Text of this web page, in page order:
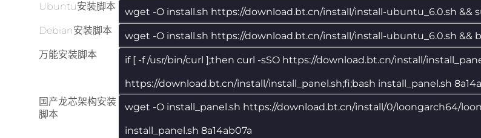
Ubuntu安装脚本 wget -O install.sh https://download.bt.cn/install/install-ubuntu_6.0.sh &&
Debian安装脚本 wget -O install.sh https://download.bt.cn/install/install-ubuntu_6.0.sh &&
万能安装脚本 if [ -f /usr/bin/curl ];then curl -sSO https://download.bt.cn/install/
https://download.bt.cn/install/install_panel.sh;fi;bash install_panel.sh
国产龙芯架构安装
脚本
wget -O install_panel.sh https://download.bt.cn/install/0/loongarch64/
install_panel.sh 8a14ab07a